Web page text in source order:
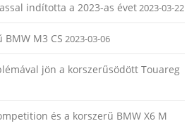
indította a 2023-as évet2023-03-22
M3 CS 2023-03-06
jön a korszerűsödött Touareg
és a korszerű BMW X6 M